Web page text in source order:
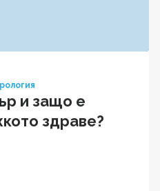
и защо е
здраве?